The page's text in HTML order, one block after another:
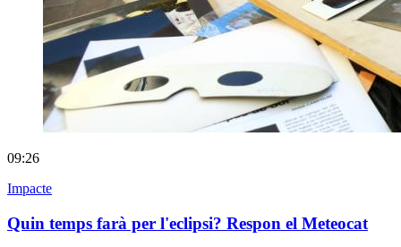
09:26
Impacte
Quin temps farà per l'eclipsi? Respon el Meteocat